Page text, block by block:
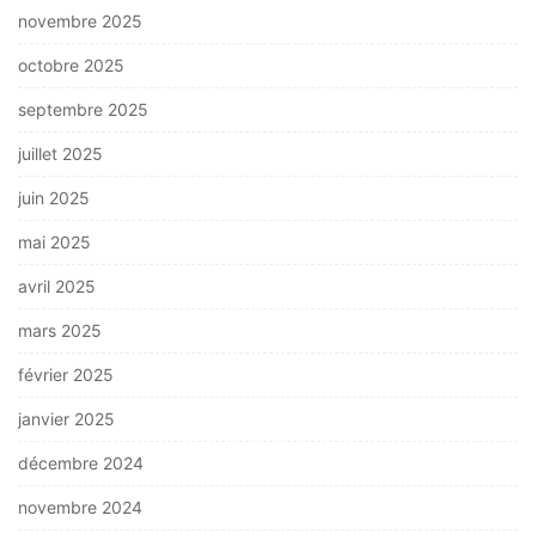
novembre 2025
octobre 2025
septembre 2025
juillet 2025
juin 2025
mai 2025
avril 2025
mars 2025
février 2025
janvier 2025
décembre 2024
novembre 2024